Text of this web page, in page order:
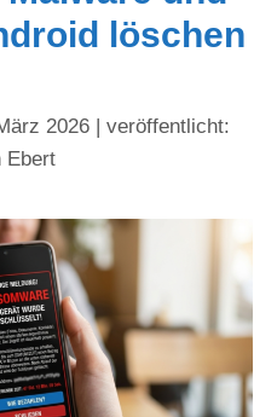
löschen
2026
Ebert